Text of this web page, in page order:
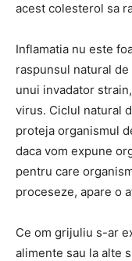
acest colesterol sa
Inflamatia nu este
raspunsul natural
unui invadator
virus. Ciclul natural
proteja organismul
daca vom expune
pentru care
proceseze, apare o
Ce om grijuliu s-ar
alimente sau la alte